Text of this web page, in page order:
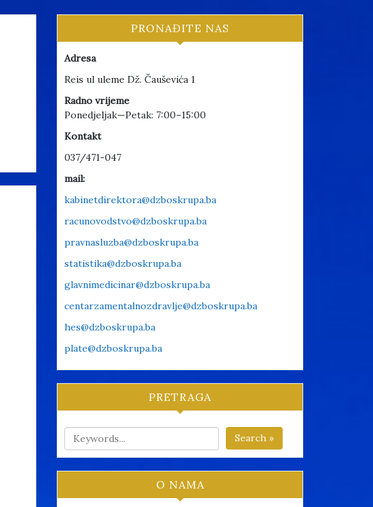
PRONAĐITE NAS
Adresa
Reis ul uleme Dž. Čauševića 1
Radno vrijeme
Ponedjeljak—Petak: 7:00–15:00
Kontakt
037/471-047
mail:
kabinetdirektora@dzboskrupa.ba
racunovodstvo@dzboskrupa.ba
pravnasluzba@dzboskrupa.ba
statistika@dzboskrupa.ba
glavnimedicinar@dzboskrupa.ba
centarzamentalnozdravlje@dzboskrupa.ba
hes@dzboskrupa.ba
plate@dzboskrupa.ba
PRETRAGA
Search »
O NAMA